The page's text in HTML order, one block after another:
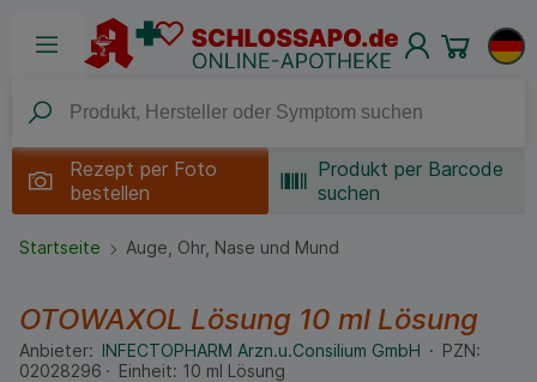
Rezept per Foto
bestellen
Produkt per Barcode
suchen
Startseite Auge, Ohr, Nase und Mund
OTOWAXOL Lösung 10 ml Lösung
Anbieter: INFECTOPHARM Arzn.u.Consilium GmbH
PZN:
02028296
Einheit: 10 ml Lösung